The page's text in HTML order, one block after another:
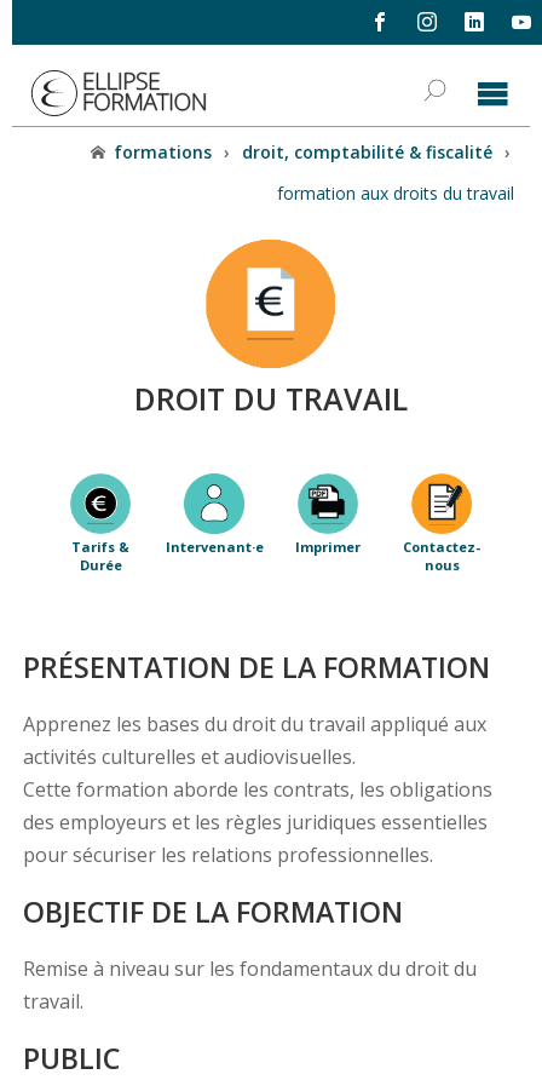
formations › droit, comptabilité & fiscalité ›
formation aux droits du travail
DROIT DU TRAVAIL
Tarifs &
Durée
Intervenant·e Imprimer
Contactez-
nous
PRÉSENTATION DE LA FORMATION
Apprenez les bases du droit du travail appliqué aux
activités culturelles et audiovisuelles.
Cette formation aborde les contrats, les obligations
des employeurs et les règles juridiques essentielles
pour sécuriser les relations professionnelles.
OBJECTIF DE LA FORMATION
Remise à niveau sur les fondamentaux du droit du
travail.
PUBLIC